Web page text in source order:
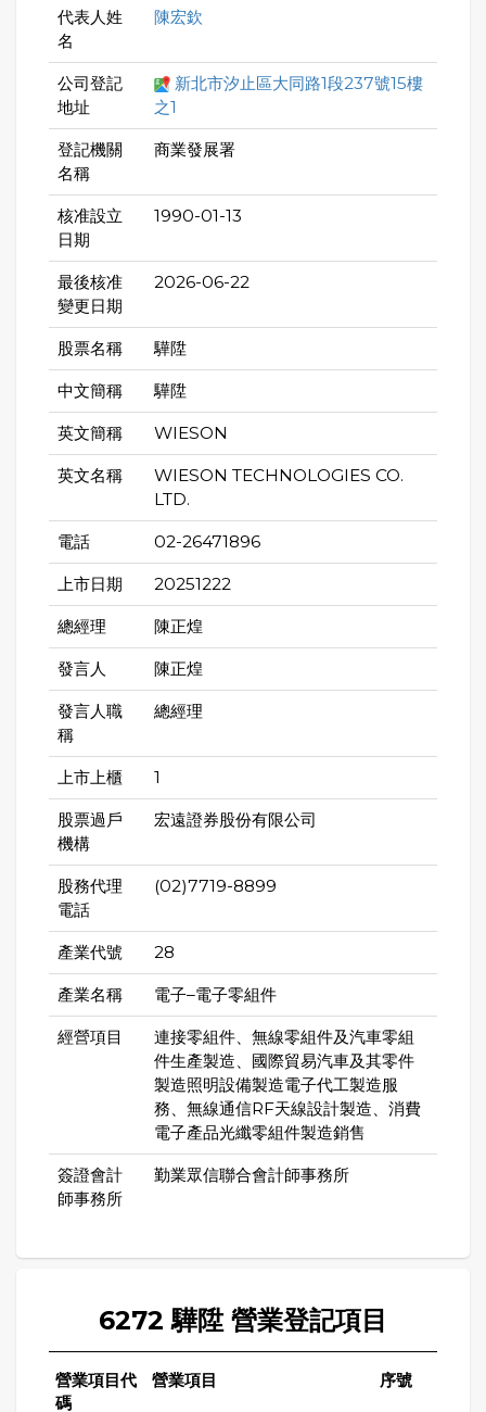
代表人姓
名
陳宏欽
公司登記
地址
新北市汐止區大同路1段237號15樓
之1
登記機關
名稱
商業發展署
核准設立
日期
1990-01-13
最後核准
變更日期
2026-06-22
股票名稱 驊陞
中文簡稱 驊陞
英文簡稱 WIESON
英文名稱
WIESON TECHNOLOGIES CO.
LTD.
電話 02-26471896
上市日期 20251222
總經理 陳正煌
發言人 陳正煌
發言人職
稱
總經理
上市上櫃 1
股票過戶
機構
宏遠證券股份有限公司
股務代理
電話
(02)7719-8899
產業代號 28
產業名稱 電子–電子零組件
經營項目
連接零組件、無線零組件及汽車零組
件生產製造、國際貿易汽車及其零件
製造照明設備製造電子代工製造服
務、無線通信RF天線設計製造、消費
電子產品光纖零組件製造銷售
簽證會計
師事務所
勤業眾信聯合會計師事務所
6272 驊陞 營業登記項目
營業項目代
碼
營業項目 序號